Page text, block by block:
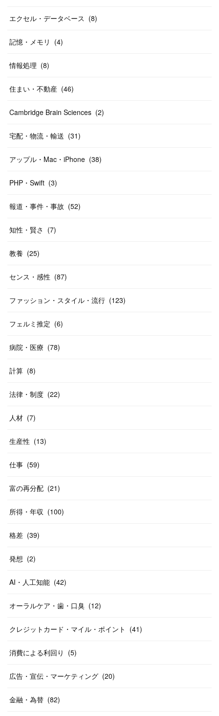
エクセル・データベース (8)
記憶・メモリ (4)
情報処理 (8)
住まい・不動産 (46)
Cambridge Brain Sciences (2)
宅配・物流・輸送 (31)
アップル・Mac・iPhone (38)
PHP・Swift (3)
報道・事件・事故 (52)
知性・賢さ (7)
教養 (25)
センス・感性 (87)
ファッション・スタイル・流行 (123)
フェルミ推定 (6)
病院・医療 (78)
計算 (8)
法律・制度 (22)
人材 (7)
生産性 (13)
仕事 (59)
富の再分配 (21)
所得・年収 (100)
格差 (39)
発想 (2)
AI・人工知能 (42)
オーラルケア・歯・口臭 (12)
クレジットカード・マイル・ポイント (41)
消費による利回り (5)
広告・宣伝・マーケティング (20)
金融・為替 (82)